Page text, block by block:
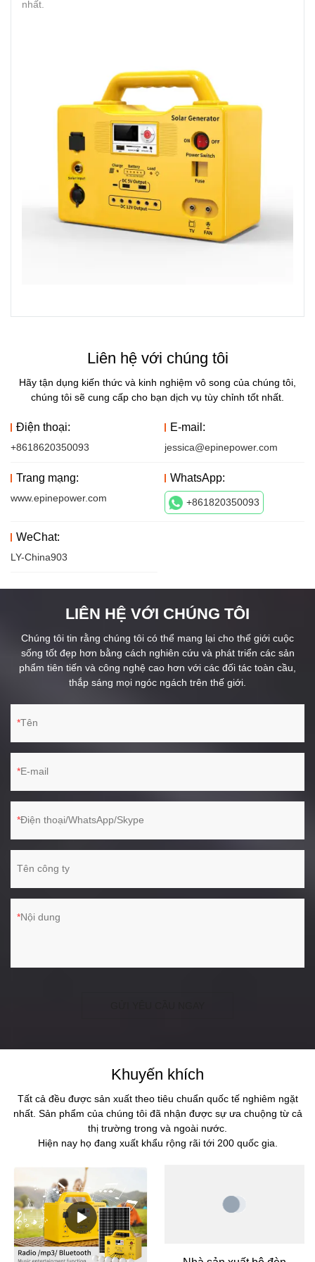
nhất.
Liên hệ với chúng tôi
Hãy tận dụng kiến ​​thức và kinh nghiệm vô song của chúng tôi,
chúng tôi sẽ cung cấp cho bạn dịch vụ tùy chỉnh tốt nhất.
Điện thoại:
+8618620350093
E-mail:
jessica@epinepower.com
Trang mạng:
www.epinepower.com
WhatsApp:
+861820350093
WeChat:
LY-China903
LIÊN HỆ VỚI CHÚNG TÔI
Chúng tôi tin rằng chúng tôi có thể mang lại cho thế giới cuộc
sống tốt đẹp hơn bằng cách nghiên cứu và phát triển các sản
phẩm tiên tiến và công nghệ cao hơn với các đối tác toàn cầu,
thắp sáng mọi ngóc ngách trên thế giới.
Tên
E-mail
Điện thoại/WhatsApp/Skype
Tên công ty
Nội dung
Khuyến khích
Tất cả đều được sản xuất theo tiêu chuẩn quốc tế nghiêm ngặt
nhất. Sản phẩm của chúng tôi đã nhận được sự ưa chuộng từ cả
thị trường trong và ngoài nước.
Hiện nay họ đang xuất khẩu rộng rãi tới 200 quốc gia.